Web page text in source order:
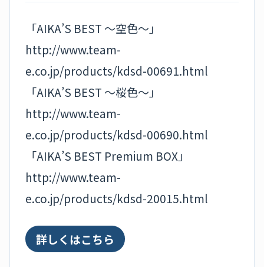
「AIKA’S BEST ～空色～」
http://www.team-
e.co.jp/products/kdsd-00691.html
「AIKA’S BEST ～桜色～」
http://www.team-
e.co.jp/products/kdsd-00690.html
「AIKA’S BEST Premium BOX」
http://www.team-
e.co.jp/products/kdsd-20015.html
詳しくはこちら